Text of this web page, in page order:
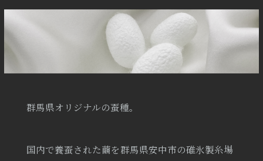
群馬県オリジナルの蚕種。
国内で養蚕された繭を群馬県安中市の碓氷製糸場